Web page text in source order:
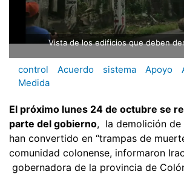
Vista de los edificios que deben
control Acuerdo sistema Apoyo
Medida
El próximo lunes 24 de octubre se
parte del gobierno, la demolición de
han convertido en “trampas de
comunidad colonense, informaron
gobernadora de la provincia de